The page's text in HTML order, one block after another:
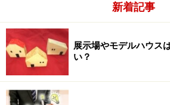
新着記事
展示場やモデルハウス
い？